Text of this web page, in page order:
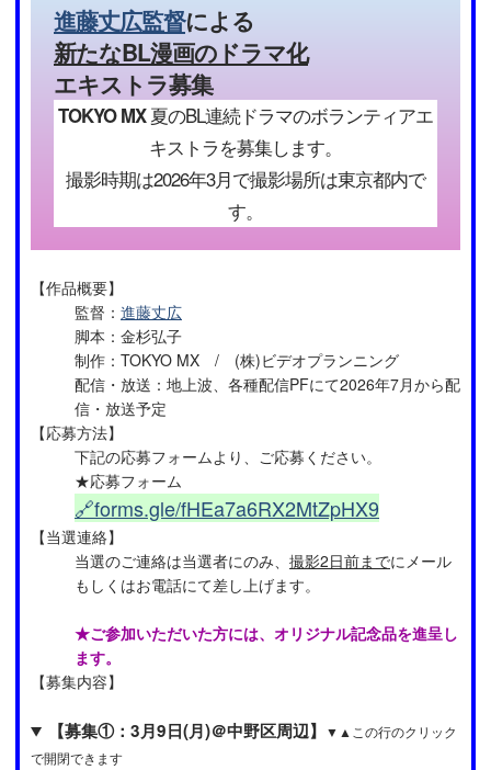
進藤丈広監督による
新たなBL漫画のドラマ化
エキストラ募集
TOKYO MX夏のBL連続ドラマのボランティアエ
キストラを募集します。
撮影時期は2026年3月で撮影場所は東京都内で
す。
【作品概要】
監督： 進藤丈広
脚本：金杉弘子
制作：TOKYO MX / (株)ビデオプランニング
配信・放送：地上波、各種配信PFにて2026年7月から配
信・放送予定
【応募方法】
下記の応募フォームより、ご応募ください。
★応募フォーム
🔗forms.gle/fHEa7a6RX2MtZpHX9
【当選連絡】
当選のご連絡は当選者にのみ、 撮影2日前までにメール
もしくはお電話にて差し上げます。
★ご参加いただいた方には、オリジナル記念品を進呈し
ます。
【募集内容】
【募集①：3月9日(月)＠中野区周辺】 ▼▲この行のクリック
で開閉できます